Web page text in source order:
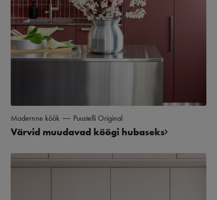
Modernne köök Puustelli Original
Värvid muudavad köögi hubaseks